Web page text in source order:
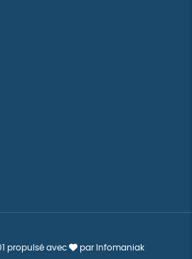
propulsé avec par Infomaniak